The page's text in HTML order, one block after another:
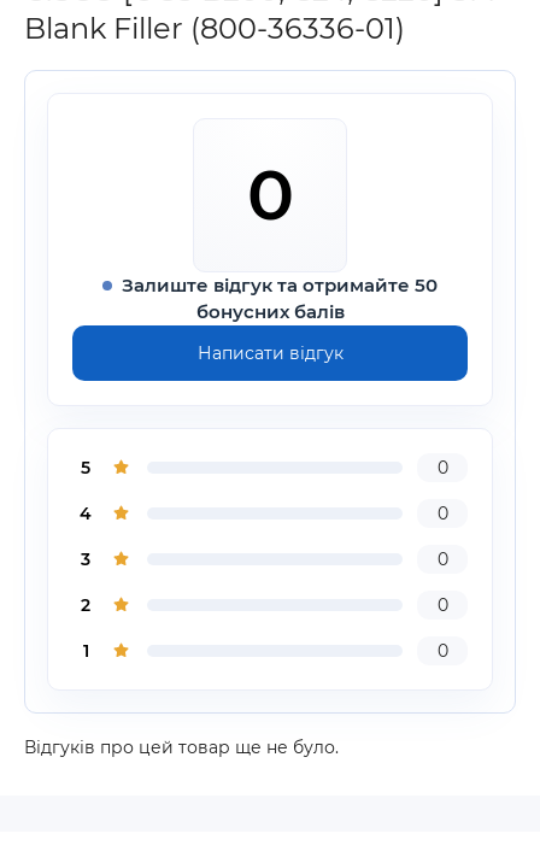
Blank Filler (800-36336-01)
0
Залиште відгук та отримайте 50
бонусних балів
Написати відгук
5 0
4 0
3 0
2 0
1 0
Відгуків про цей товар ще не було.